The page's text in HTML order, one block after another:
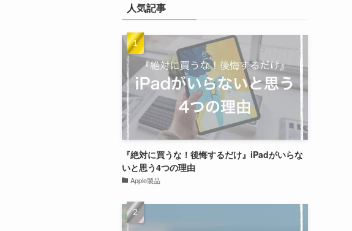
人気記事
『絶対に買うな！後悔するだけ』iPadがいらな
いと思う4つの理由
Apple製品